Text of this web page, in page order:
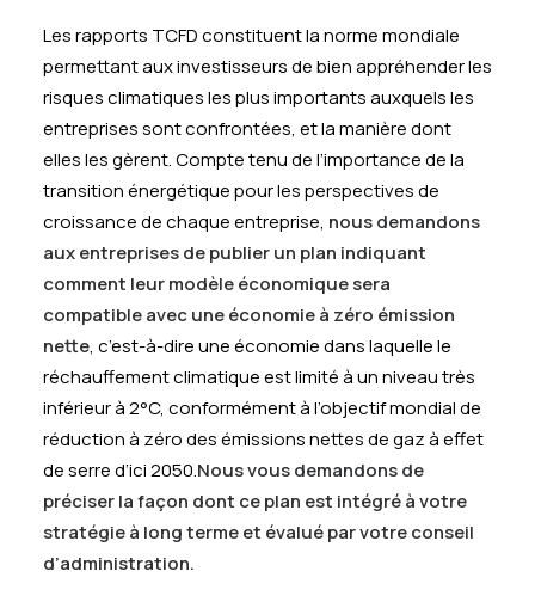
Les rapports TCFD constituent la norme mondiale
permettant aux investisseurs de bien appréhender les
risques climatiques les plus importants auxquels les
entreprises sont confrontées, et la manière dont
elles les gèrent. Compte tenu de l’importance de la
transition énergétique pour les perspectives de
croissance de chaque entreprise, nous demandons
aux entreprises de publier un plan indiquant
comment leur modèle économique sera
compatible avec une économie à zéro émission
nette, c’est-à-dire une économie dans laquelle le
réchauffement climatique est limité à un niveau très
inférieur à 2°C, conformément à l’objectif mondial de
réduction à zéro des émissions nettes de gaz à effet
de serre d’ici 2050.Nous vous demandons de
préciser la façon dont ce plan est intégré à votre
stratégie à long terme et évalué par votre conseil
d’administration.